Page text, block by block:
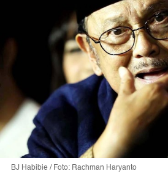
BJ Habibie / Foto: Rachman Haryanto